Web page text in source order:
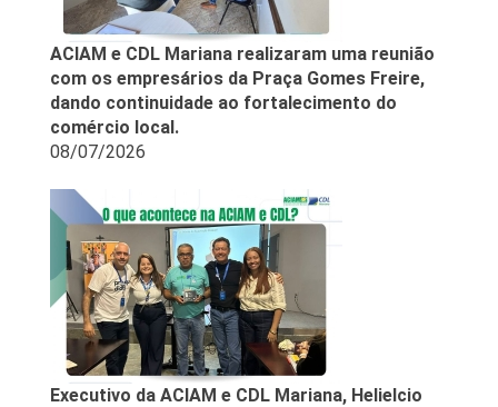
ACIAM e CDL Mariana realizaram uma reunião
com os empresários da Praça Gomes Freire,
dando continuidade ao fortalecimento do
comércio local.
08/07/2026
Executivo da ACIAM e CDL Mariana, Helielcio